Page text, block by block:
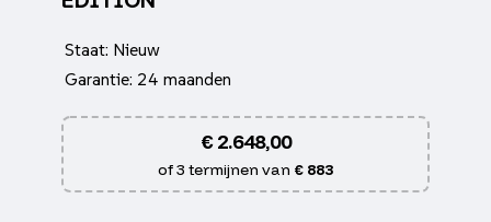
Staat: Nieuw
Garantie: 24 maanden
€2.648,00
of 3 termijnen van € 883